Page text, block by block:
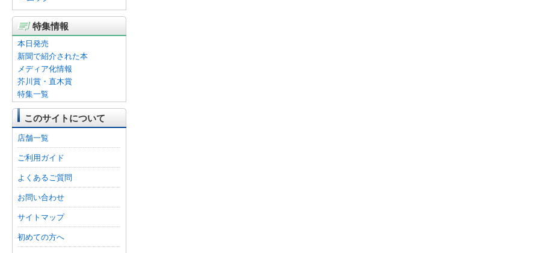
特集情報
本日発売
新聞で紹介された本
メディア化情報
芥川賞・直木賞
特集一覧
このサイトについて
店舗一覧
ご利用ガイド
よくあるご質問
お問い合わせ
サイトマップ
初めての方へ